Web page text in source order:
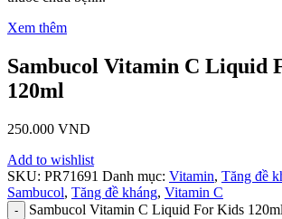
Xem thêm
Sambucol Vitamin C Liquid
120ml
250.000 VND
Add to wishlist
SKU: PR71691 Danh mục: Vitamin, Tăng đề
Sambucol, Tăng đề kháng, Vitamin C
Sambucol Vitamin C Liquid For Kids